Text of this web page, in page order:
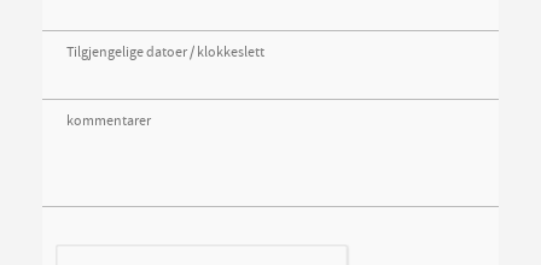
Tilgjengelige datoer / klokkeslett
kommentarer